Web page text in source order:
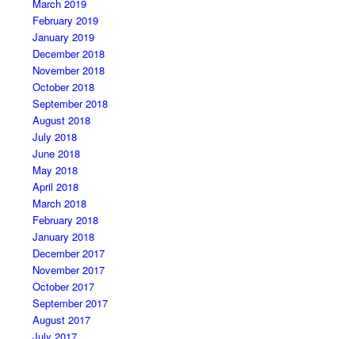
March 2019
February 2019
January 2019
December 2018
November 2018
October 2018
September 2018
August 2018
July 2018
June 2018
May 2018
April 2018
March 2018
February 2018
January 2018
December 2017
November 2017
October 2017
September 2017
August 2017